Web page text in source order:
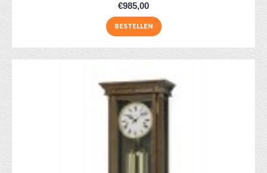
€985,00
BESTELLEN